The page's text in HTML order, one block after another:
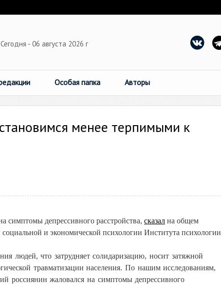
Сегодня - 06 августа 2026 г
Особая папка Авторы
менее терпимыми к
симптомы депрессивного расстройства, сказал на общем
и экономической психологии Института психологии
людей, что затрудняет солидаризацию, носит затяжной
травматизации населения. По нашим исследованиям,
россиянин жаловался на симптомы депрессивного